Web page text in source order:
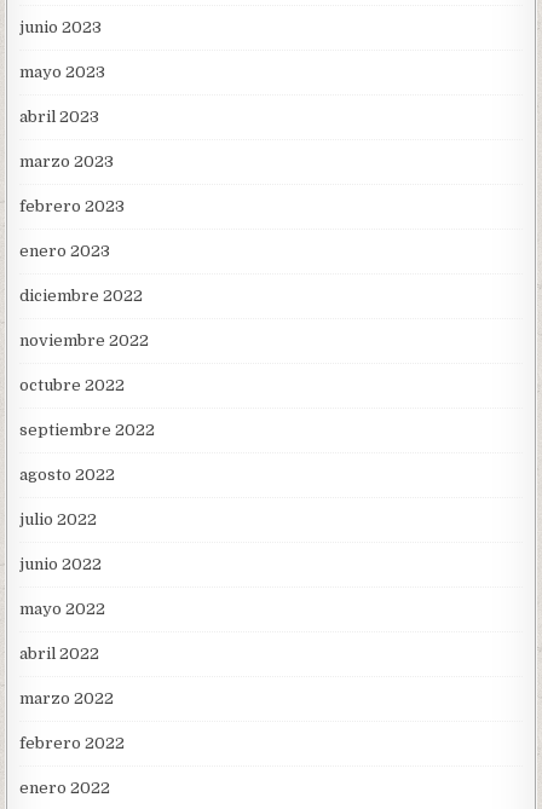
junio 2023
mayo 2023
abril 2023
marzo 2023
febrero 2023
enero 2023
diciembre 2022
noviembre 2022
octubre 2022
septiembre 2022
agosto 2022
julio 2022
junio 2022
mayo 2022
abril 2022
marzo 2022
febrero 2022
enero 2022